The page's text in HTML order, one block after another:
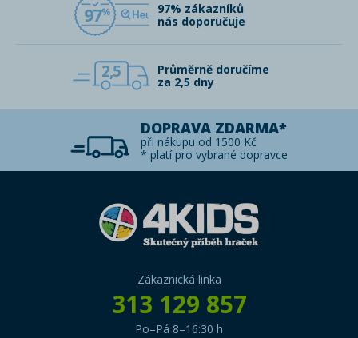
97
97% zákazníků
nás doporučuje
2,5
Průměrně doručíme
za 2,5 dny
DOPRAVA ZDARMA*
při nákupu od 1500 Kč
* platí pro vybrané dopravce
Zákaznická linka
313 129 857
Po–Pá 8–16:30 h